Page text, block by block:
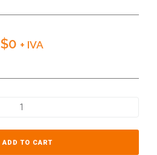
$0 + IVA
ADD TO CART